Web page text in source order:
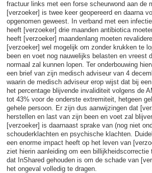
fractuur links met een forse scheurwond aan de
[verzoeker] is twee keer geopereerd en daarna
opgenomen geweest. In verband met een
heeft [verzoeker] drie maanden antibiotica
heeft [verzoeker] maandenlang moeten
[verzoeker] wel mogelijk om zonder krukken te
been en voet nog nauwelijks belasten en vreest
normaal zal kunnen lopen. Ter onderbouwing
een brief van zijn medisch adviseur van 4
waarin de medisch adviseur erop wijst dat bij
het percentage blijvende invaliditeit volgens de
tot 43% voor de onderste extremiteit, hetgeen
gehele persoon. Er zijn dus aanwijzingen dat
herstellen en last van zijn been en voet zal
[verzoeker] is daarnaast sprake van (nog niet
schouderklachten en psychische klachten.
een enorme impact heeft op het leven van
ziet hierin aanleiding om een
dat InShared gehouden is om de schade van
het ongeval volledig te dragen.